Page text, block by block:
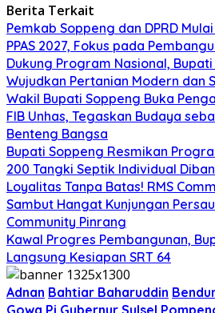
Berita Terkait
Pemkab Soppeng dan DPRD
PPAS 2027, Fokus pada
Dukung Program Nasional,
Wujudkan Pertanian Modern dan
Wakil Bupati Soppeng Buka
FIB Unhas, Tegaskan Budaya
Benteng Bangsa
Bupati Soppeng Resmikan
200 Tangki Septik Individual
Loyalitas Tanpa Batas! RMS
Sambut Hangat Kunjungan
Community Pinrang
Kawal Progres Pembangunan,
Langsung Kesiapan SRT 64
Adnan Bahtiar Baharuddin
Gowa Pj Gubernur Sulsel